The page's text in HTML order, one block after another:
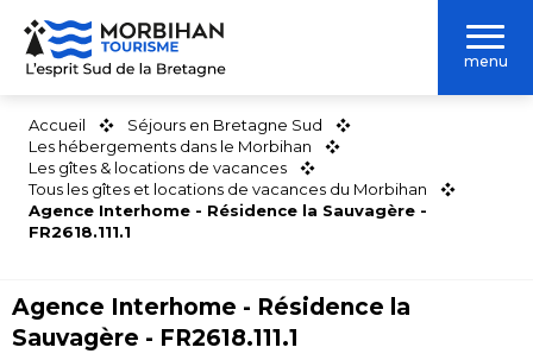
Aller
contenu
menu
Accueil
Séjours en Bretagne Sud
Les hébergements dans le Morbihan
Les gîtes & locations de vacances
Tous les gîtes et locations de vacances du Morbihan
Agence Interhome - Résidence la Sauvagère -
FR2618.111.1
Agence Interhome - Résidence la
Sauvagère - FR2618.111.1